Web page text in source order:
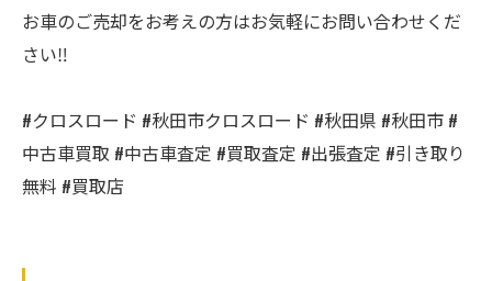
お車のご売却をお考えの方はお気軽にお問い合わせくだ
さい‼️
#クロスロード #秋田市クロスロード #秋田県 #秋田市 #
中古車買取 #中古車査定 #買取査定 #出張査定 #引き取り
無料 #買取店